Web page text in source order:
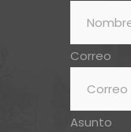
Correo
Asunto